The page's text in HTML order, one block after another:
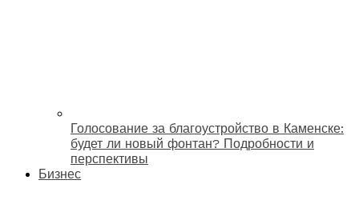
Голосование за благоустройство в Каменске:
будет ли новый фонтан? Подробности и
перспективы
Бизнес